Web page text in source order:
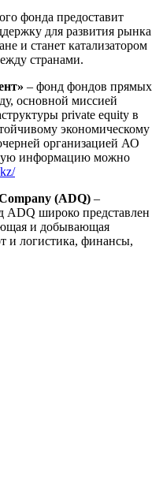
фонда предоставит
для развития рынка
и станет катализатором
странами.
– фонд фондов прямых
основной миссией
private equity в
экономическому
организацией АО
информацию можно
(ADQ) –
широко представлен
и добывающая
и логистика, финансы,